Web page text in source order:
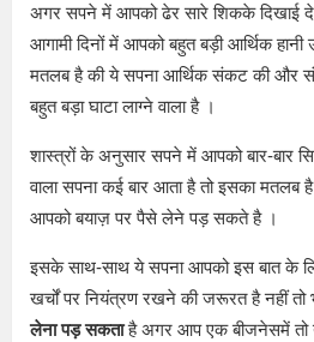
अगर सपने में आपको ढेर सारे शिकके दिखाई
आगामी दिनों में आपको बहुत बड़ी आर्थिक
मतलब है की ये सपना आर्थिक संकट की और
बहुत बड़ा घाटा लाग्ने वाला है ।
शास्त्रों के अनुसार सपने में आपको बार-बार
वाला सपना कई बार आता है तो इसका मतलब
आपको बयाज़ पर पैसे लेने पड़ सकते है ।
इसके साथ-साथ ये सपना आपको इस बात के
खर्चों पर नियंत्रण रखने की जरूरत है नहीं
लेना पड़ सकताहै अगर आप एक बीजनेसमें तो